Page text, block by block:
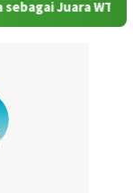
WTA 500